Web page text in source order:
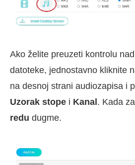
Ako želite preuzeti kontrolu
datoteke, jednostavno kliknite
na desnoj strani audiozapisa i
Uzorak stope i Kanal. Kada
redu dugme.